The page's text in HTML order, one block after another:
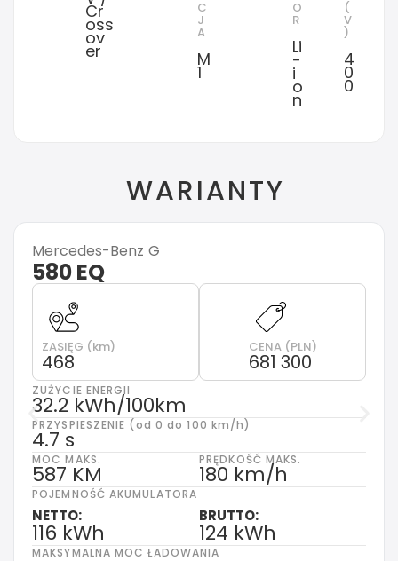
Cr
oss
ov
er
C
J
A
M
1
O
R
Li
-
i
o
n
(
V
)
4
0
0
WARIANTY
Mercedes-Benz G
580 EQ
ZASIĘG (km)
468
CENA (PLN)
681 300
ZUŻYCIE ENERGII
32.2 kWh/100km
PRZYSPIESZENIE (od 0 do 100 km/h)
4.7 s
MOC MAKS.
587 KM
PRĘDKOŚĆ MAKS.
180 km/h
POJEMNOŚĆ AKUMULATORA
NETTO:
116 kWh
BRUTTO:
124 kWh
MAKSYMALNA MOC ŁADOWANIA